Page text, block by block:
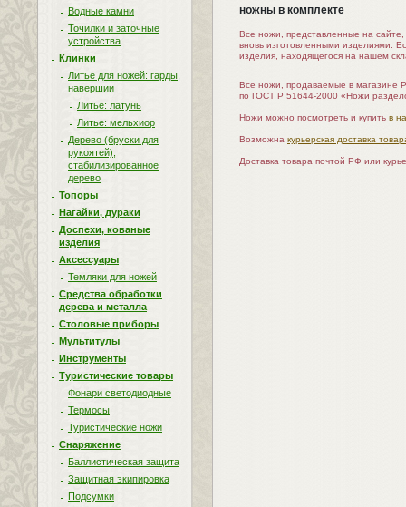
Водные камни
Точилки и заточные
устройства
Клинки
Литье для ножей: гарды,
навершии
Литье: латунь
Литье: мельхиор
Дерево (бруски для
рукоятей),
стабилизированное
дерево
Топоры
Нагайки, дураки
Доспехи, кованые
изделия
Аксессуары
Темляки для ножей
Средства обработки
дерева и металла
Столовые приборы
Мультитулы
Инструменты
Туристические товары
Фонари светодиодные
Термосы
Туристические ножи
Снаряжение
Баллистическая защита
Защитная экипировка
Подсумки
ножны в комплекте
Все ножи, представленные на
вновь изготовленными изделиями.
изделия, находящегося на нашем
Все ножи, продаваемые в магазине
по ГОСТ Р 51644-2000 «Ножи
Ножи можно посмотреть и купить в
Возможна курьерская доставка
Доставка товара почтой РФ или